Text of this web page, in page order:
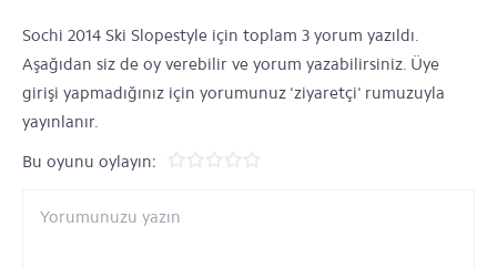
Sochi 2014 Ski Slopestyle için toplam 3 yorum yazıldı.
Aşağıdan siz de oy verebilir ve yorum yazabilirsiniz. Üye
girişi yapmadığınız için yorumunuz 'ziyaretçi' rumuzuyla
yayınlanır.
Bu oyunu oylayın: